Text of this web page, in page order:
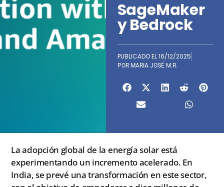
SageMaker
y Bedrock
PUBLICADO EL16/12/2025
POR MARIA JOSÉ M.R.
La adopción global de la energía solar está
experimentando un incremento acelerado. En
India, se prevé una transformación en este sector,